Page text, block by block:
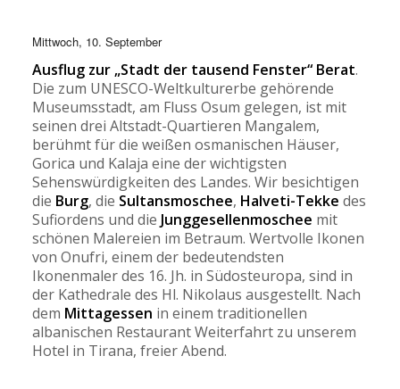
Mittwoch, 10. September
Ausflug zur „Stadt der tausend Fenster“ Berat.
Die zum UNESCO-Weltkulturerbe gehörende
Museumsstadt, am Fluss Osum gelegen, ist mit
seinen drei Altstadt-Quartieren Mangalem,
berühmt für die weißen osmanischen Häuser,
Gorica und Kalaja eine der wichtigsten
Sehenswürdigkeiten des Landes. Wir besichtigen
die Burg, die Sultansmoschee, Halveti-Tekke des
Sufiordens und die Junggesellenmoschee mit
schönen Malereien im Betraum. Wertvolle Ikonen
von Onufri, einem der bedeutendsten
Ikonenmaler des 16. Jh. in Südosteuropa, sind in
der Kathedrale des Hl. Nikolaus ausgestellt. Nach
dem Mittagessen in einem traditionellen
albanischen Restaurant Weiterfahrt zu unserem
Hotel in Tirana, freier Abend.